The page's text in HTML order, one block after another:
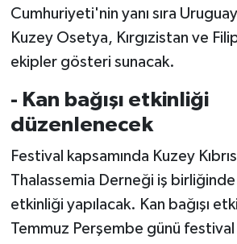
Cumhuriyeti'nin yanı sıra
Kuzey Osetya, Kırgızistan ve
ekipler gösteri sunacak.
- Kan bağışı etkinliği
düzenlenecek
Festival kapsamında Kuzey Kıbrıs
Thalassemia Derneği iş birliğinde
etkinliği yapılacak. Kan bağışı
Temmuz Perşembe günü festival